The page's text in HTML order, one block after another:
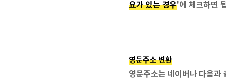
요가 있는 경우'에 체크하면
영문주소 변환
영문주소는 네이버나 다음과